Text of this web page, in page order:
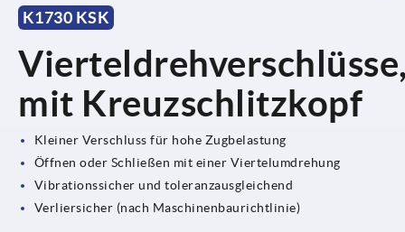
K1730 KSK
mit Kreuzschlitzkopf
Kleiner Verschluss für hohe Zugbelastung
Öffnen oder Schließen mit einer Viertelumdrehung
Vibrationssicher und toleranzausgleichend
Verliersicher (nach Maschinenbaurichtlinie)